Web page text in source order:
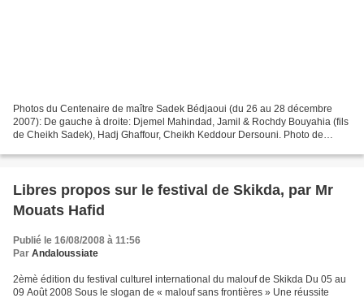
Photos du Centenaire de maître Sadek Bédjaoui (du 26 au 28 décembre
2007): De gauche à droite: Djemel Mahindad, Jamil & Rochdy Bouyahia (fils
de Cheikh Sadek), Hadj Ghaffour, Cheikh Keddour Dersouni. Photo de
Libres propos sur le festival de Skikda, par Mr
Mouats Hafid
Publié le 16/08/2008 à 11:56
Par Andaloussiate
2èmè édition du festival culturel international du malouf de Skikda Du 05 au
09 Août 2008 Sous le slogan de « malouf sans frontières » Une réussite